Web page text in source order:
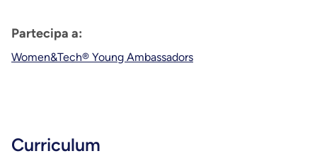
Partecipa a:
Women&Tech® Young Ambassadors
Curriculum